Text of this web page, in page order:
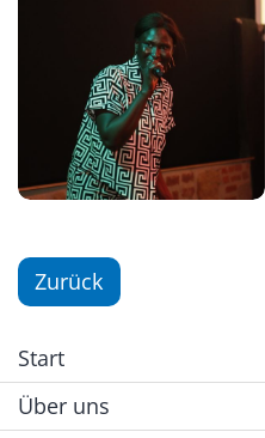
Zurück
Start
Über uns